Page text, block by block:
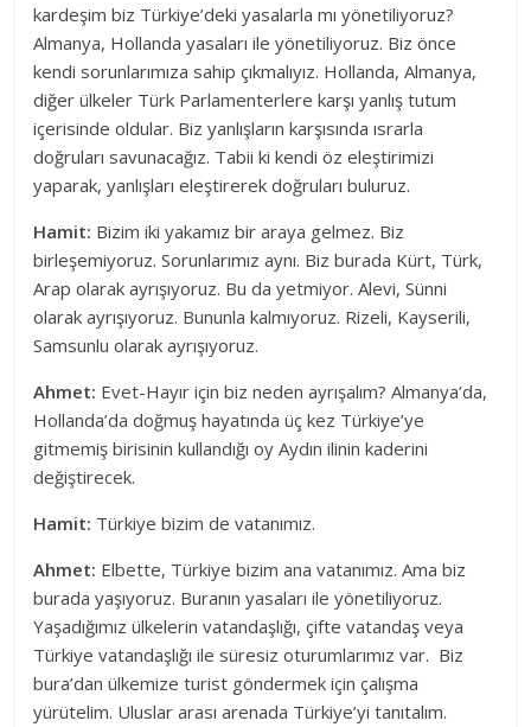
kardeşim biz Türkiye’deki yasalarla mı yönetiliyoruz?
Almanya, Hollanda yasaları ile yönetiliyoruz. Biz önce
kendi sorunlarımıza sahip çıkmalıyız. Hollanda, Almanya,
diğer ülkeler Türk Parlamenterlere karşı yanlış tutum
içerisinde oldular. Biz yanlışların karşısında ısrarla
doğruları savunacağız. Tabii ki kendi öz eleştirimizi
yaparak, yanlışları eleştirerek doğruları buluruz.
Hamit: Bizim iki yakamız bir araya gelmez. Biz
birleşemiyoruz. Sorunlarımız aynı. Biz burada Kürt, Türk,
Arap olarak ayrışıyoruz. Bu da yetmiyor. Alevi, Sünni
olarak ayrışıyoruz. Bununla kalmıyoruz. Rizeli, Kayserili,
Samsunlu olarak ayrışıyoruz.
Ahmet: Evet-Hayır için biz neden ayrışalım? Almanya’da,
Hollanda’da doğmuş hayatında üç kez Türkiye’ye
gitmemiş birisinin kullandığı oy Aydın ilinin kaderini
değiştirecek.
Hamit: Türkiye bizim de vatanımız.
Ahmet: Elbette, Türkiye bizim ana vatanımız. Ama biz
burada yaşıyoruz. Buranın yasaları ile yönetiliyoruz.
Yaşadığımız ülkelerin vatandaşlığı, çifte vatandaş veya
Türkiye vatandaşlığı ile süresiz oturumlarımız var. Biz
bura’dan ülkemize turist göndermek için çalışma
yürütelim. Uluslar arası arenada Türkiye’yi tanıtalım.